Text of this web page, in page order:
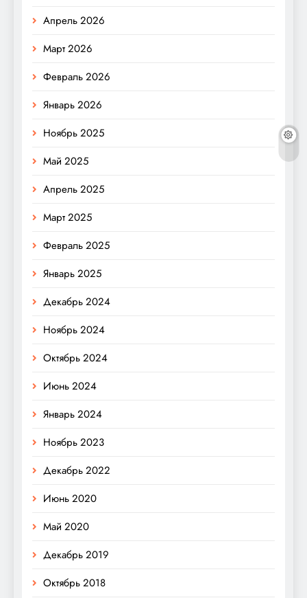
Апрель 2026
Март 2026
Февраль 2026
Январь 2026
Ноябрь 2025
Май 2025
Апрель 2025
Март 2025
Февраль 2025
Январь 2025
Декабрь 2024
Ноябрь 2024
Октябрь 2024
Июнь 2024
Январь 2024
Ноябрь 2023
Декабрь 2022
Июнь 2020
Май 2020
Декабрь 2019
Октябрь 2018